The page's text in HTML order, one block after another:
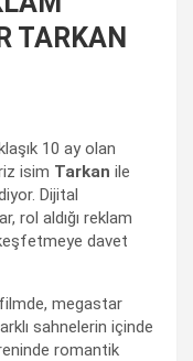
TARKAN
10 ay olan
isim Tarkan ile
Dijital
rol aldığı reklam
davet
filmde, megastar
sahnelerin içinde
romantik